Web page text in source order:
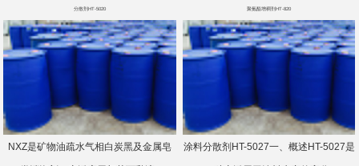
分散剂HT-5020 聚氨酯增稠剂HT-820
NXZ是矿物油疏水气相白炭黑及金属皂 涂料分散剂HT-5027一、概述HT-5027是